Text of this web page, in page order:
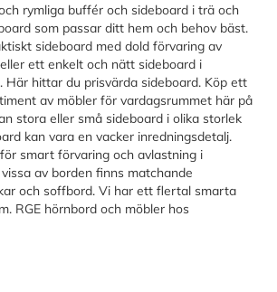
rymliga buffér och sideboard i trä och
som passar ditt hem och behov bäst.
sideboard med dold förvaring av
ett enkelt och nätt sideboard i
Här hittar du prisvärda sideboard. Köp ett
av möbler för vardagsrummet här på
stora eller små sideboard i olika storlek
kan vara en vacker inredningsdetalj.
smart förvaring och avlastning i
av borden finns matchande
och soffbord. Vi har ett flertal smarta
RGE hörnbord och möbler hos